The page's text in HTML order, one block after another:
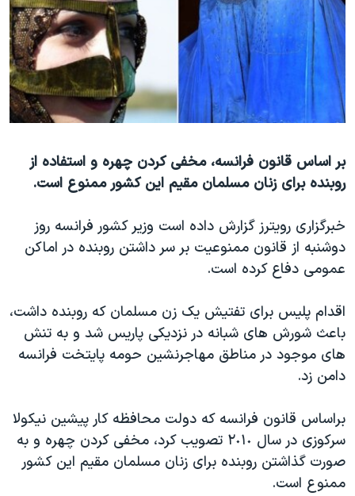
فرهنگ و زندگی
حقوق شهروندی
اقتصادی
گالری عکس
آرشیو پخش زنده
مستندها
انتخابات ریاست جمهوری آمریکا ۲۰۲۴
حمله جمهوری اسلامی به اسرائیل
اعتراضات زن، زندگی، آزادی
مجموعه مستندهای دادخواهی
دادگاه حمید نوری
چهل سال گروگان‌گیری
اعتراضات مردمی آبان ۹۸
اسرائیل در جنگ
نرگس محمدی برنده جایزه نوبل صلح
همایش محافظه‌کاران آمریکا «سی‌پک»
صفحه‌های ویژه
سفر پرزیدنت ترامپ به چین
دنبال کنید
زبانهای مختلف
بر اساس قانون فرانسه، مخفی کردن چهره و استفاده از
روبنده برای زنان مسلمان مقیم این کشور ممنوع است.
خبرگزاری رویترز گزارش داده است وزیر کشور فرانسه روز
دوشنبه از قانون ممنوعیت بر سر داشتن روبنده در اماکن
عمومی دفاع کرده است.
اقدام پلیس برای تفتیش یک زن مسلمان که روبنده داشت،
باعث شورش های شبانه در نزدیکی پاریس شد و به تنش
های موجود در مناطق مهاجرنشین حومه پایتخت فرانسه
دامن زد.
براساس قانون فرانسه که دولت محافظه کار پیشین نیکولا
سرکوزی در سال ٢٠١٠ تصویب کرد، مخفی کردن چهره و به
صورت گذاشتن روبنده برای زنان مسلمان مقیم این کشور
ممنوع است.